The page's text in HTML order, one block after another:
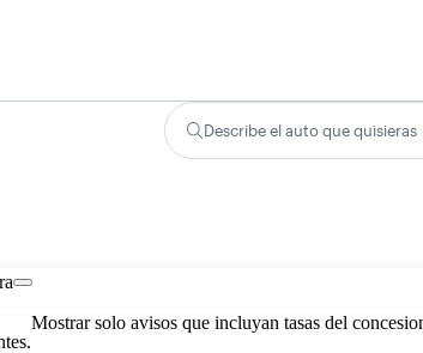
Describe el auto que quisieras
Mostrar solo avisos que incluyan tasas del